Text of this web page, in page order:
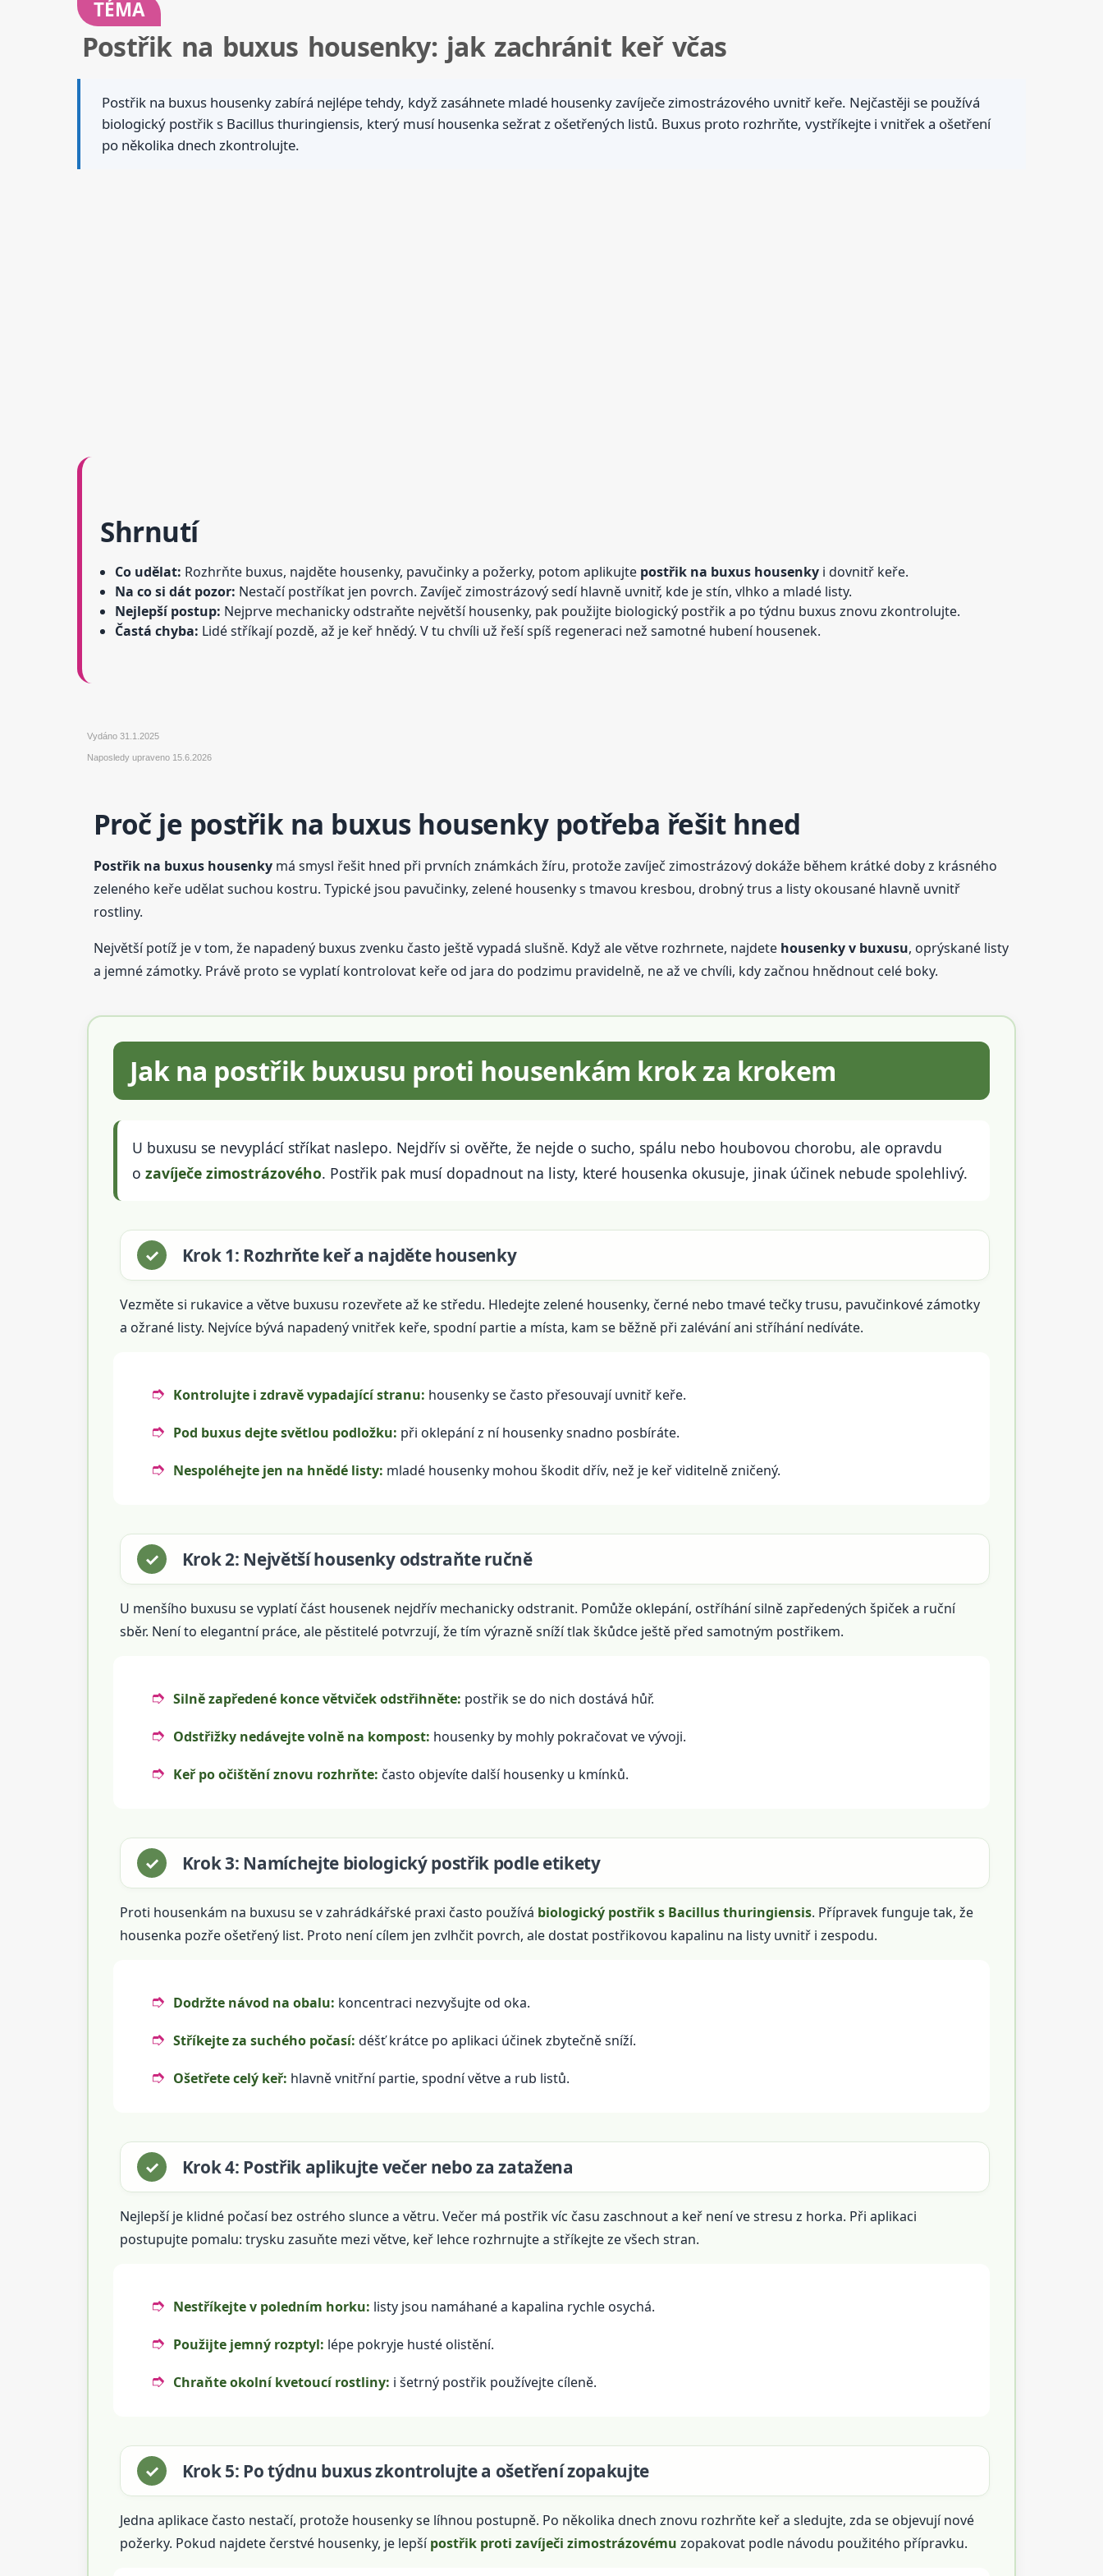
TÉMA
Postřik na buxus housenky: jak zachránit keř včas
Postřik na buxus housenky zabírá nejlépe tehdy, když zasáhnete mladé housenky zavíječe zimostrázového uvnitř keře. Nejčastěji se používá
biologický postřik s Bacillus thuringiensis, který musí housenka sežrat z ošetřených listů. Buxus proto rozhrňte, vystříkejte i vnitřek a ošetření
po několika dnech zkontrolujte.
Shrnutí
Co udělat: Rozhrňte buxus, najděte housenky, pavučinky a požerky, potom aplikujte postřik na buxus housenky i dovnitř keře.
Na co si dát pozor: Nestačí postříkat jen povrch. Zavíječ zimostrázový sedí hlavně uvnitř, kde je stín, vlhko a mladé listy.
Nejlepší postup: Nejprve mechanicky odstraňte největší housenky, pak použijte biologický postřik a po týdnu buxus znovu zkontrolujte.
Častá chyba: Lidé stříkají pozdě, až je keř hnědý. V tu chvíli už řeší spíš regeneraci než samotné hubení housenek.
Vydáno 31.1.2025
Naposledy upraveno 15.6.2026
Proč je postřik na buxus housenky potřeba řešit hned
Postřik na buxus housenkymá smysl řešit hned při prvních známkách žíru, protože zavíječ zimostrázový dokáže během krátké doby z krásného
zeleného keře udělat suchou kostru. Typické jsou pavučinky, zelené housenky s tmavou kresbou, drobný trus a listy okousané hlavně uvnitř
rostliny.
Největší potíž je v tom, že napadený buxus zvenku často ještě vypadá slušně. Když ale větve rozhrnete, najdete housenky v buxusu, oprýskané listy
a jemné zámotky. Právě proto se vyplatí kontrolovat keře od jara do podzimu pravidelně, ne až ve chvíli, kdy začnou hnědnout celé boky.
Jak na postřik buxusu proti housenkám krok za krokem
U buxusu se nevyplácí stříkat naslepo. Nejdřív si ověřte, že nejde o sucho, spálu nebo houbovou chorobu, ale opravdu
o zavíječe zimostrázového. Postřik pak musí dopadnout na listy, které housenka okusuje, jinak účinek nebude spolehlivý.
Krok 1: Rozhrňte keř a najděte housenky
Vezměte si rukavice a větve buxusu rozevřete až ke středu. Hledejte zelené housenky, černé nebo tmavé tečky trusu, pavučinkové zámotky
a ožrané listy. Nejvíce bývá napadený vnitřek keře, spodní partie a místa, kam se běžně při zalévání ani stříhání nedíváte.
Kontrolujte i zdravě vypadající stranu: housenky se často přesouvají uvnitř keře.
Pod buxus dejte světlou podložku: při oklepání z ní housenky snadno posbíráte.
Nespoléhejte jen na hnědé listy: mladé housenky mohou škodit dřív, než je keř viditelně zničený.
Krok 2: Největší housenky odstraňte ručně
U menšího buxusu se vyplatí část housenek nejdřív mechanicky odstranit. Pomůže oklepání, ostříhání silně zapředených špiček a ruční
sběr. Není to elegantní práce, ale pěstitelé potvrzují, že tím výrazně sníží tlak škůdce ještě před samotným postřikem.
Silně zapředené konce větviček odstřihněte: postřik se do nich dostává hůř.
Odstřižky nedávejte volně na kompost: housenky by mohly pokračovat ve vývoji.
Keř po očištění znovu rozhrňte: často objevíte další housenky u kmínků.
Krok 3: Namíchejte biologický postřik podle etikety
Proti housenkám na buxusu se v zahrádkářské praxi často používá biologický postřik s Bacillus thuringiensis. Přípravek funguje tak, že
housenka pozře ošetřený list. Proto není cílem jen zvlhčit povrch, ale dostat postřikovou kapalinu na listy uvnitř i zespodu.
Dodržte návod na obalu: koncentraci nezvyšujte od oka.
Stříkejte za suchého počasí: déšť krátce po aplikaci účinek zbytečně sníží.
Ošetřete celý keř: hlavně vnitřní partie, spodní větve a rub listů.
Krok 4: Postřik aplikujte večer nebo za zatažena
Nejlepší je klidné počasí bez ostrého slunce a větru. Večer má postřik víc času zaschnout a keř není ve stresu z horka. Při aplikaci
postupujte pomalu: trysku zasuňte mezi větve, keř lehce rozhrnujte a stříkejte ze všech stran.
Nestříkejte v poledním horku: listy jsou namáhané a kapalina rychle osychá.
Použijte jemný rozptyl: lépe pokryje husté olistění.
Chraňte okolní kvetoucí rostliny: i šetrný postřik používejte cíleně.
Krok 5: Po týdnu buxus zkontrolujte a ošetření zopakujte
Jedna aplikace často nestačí, protože housenky se líhnou postupně. Po několika dnech znovu rozhrňte keř a sledujte, zda se objevují nové
požerky. Pokud najdete čerstvé housenky, je lepšípostřik proti zavíječi zimostrázovému zopakovat podle návodu použitého přípravku.